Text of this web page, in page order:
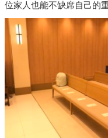
位家人也能不缺席自己的